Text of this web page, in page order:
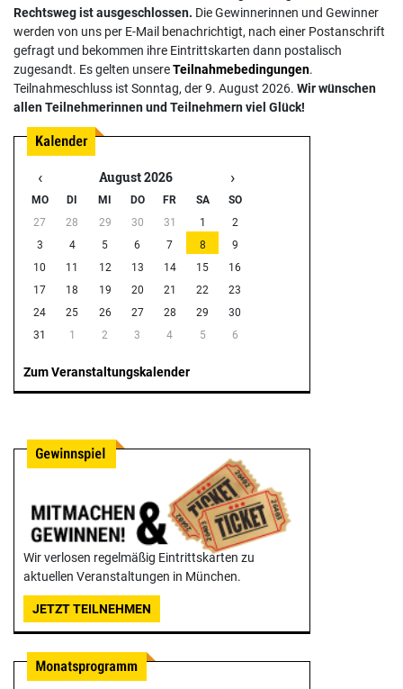
Rechtsweg ist ausgeschlossen. Die Gewinnerinnen und Gewinner
werden von uns per E-Mail benachrichtigt, nach einer Postanschrift
gefragt und bekommen ihre Eintrittskarten dann postalisch
zugesandt. Es gelten unsereTeilnahmebedingungen.
Teilnahmeschluss ist Sonntag, der 9. August 2026. Wir wünschen
allen Teilnehmerinnen und Teilnehmern viel Glück!
‹ August 2026 ›
MO DI MI DO FR SA
SO
27
28 29 30 31 1
2
3
4 5 6 7 8
9
10
11 12 13 14 15
16
17
18 19 20 21 22
23
24
25 26 27 28 29
30
31
1 2 3 4 5 6
Zum Veranstaltungskalender
Wir verlosen regelmäßig Eintrittskarten zu
aktuellen Veranstaltungen in München.
JETZT TEILNEHMEN